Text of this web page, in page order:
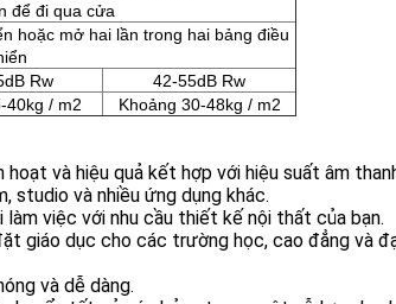
để đi qua cửa
hoặc mở hai lần trong hai bảng điều
Rw
42-55dB Rw
40kg / m2 Khoảng 30-48kg / m2
và hiệu quả kết hợp với hiệu suất âm
studio và nhiều ứng dụng khác.
việc với nhu cầu thiết kế nội thất của bạn.
giáo dục cho các trường học, cao đẳng và
và dễ dàng.